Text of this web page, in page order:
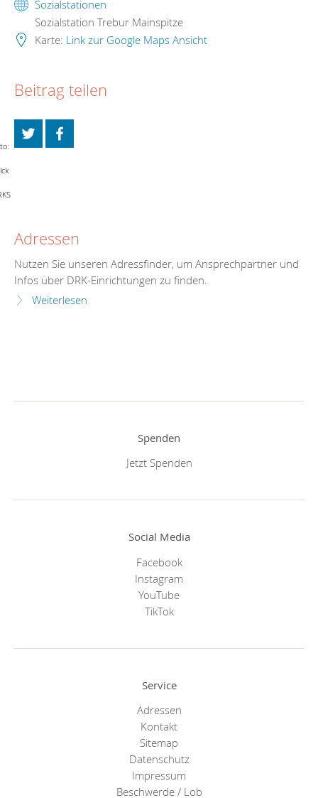
Sozialstationen
Sozialstation Trebur Mainspitze
Karte: Link zur Google Maps Ansicht
Beitrag teilen
Adressen
Nutzen Sie unseren Adressfinder, um Ansprechpartner und
Infos über DRK-Einrichtungen zu finden.
Weiterlesen
Spenden
Jetzt Spenden
Social Media
Facebook
Instagram
YouTube
TikTok
Service
Adressen
Kontakt
Sitemap
Datenschutz
Impressum
Beschwerde / Lob